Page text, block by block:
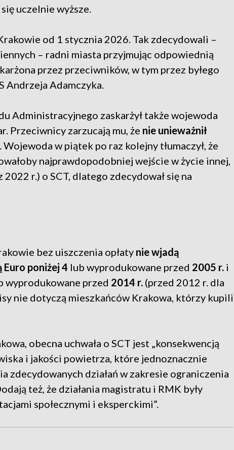
uczelnie wyższe.
od 1 stycznia 2026. Tak zdecydowali –
– radni miasta przyjmując odpowiednią
przez przeciwników, w tym przez byłego
Andrzeja Adamczyka.
Administracyjnego zaskarżył także wojewoda
Przeciwnicy zarzucają mu, że nie unieważnił
. Wojewoda w piątek po raz kolejny tłumaczył, że
najprawdopodobniej wejście w życie innej,
r.) o SCT, dlatego zdecydował się na
bez uiszczenia opłaty nie wjadą
poniżej 4 lub wyprodukowane przed 2005 r. i
wyprodukowane przed 2014 r. (przed 2012 r. dla
nie dotyczą mieszkańców Krakowa, którzy kupili
obecna uchwała o SCT jest „konsekwencją
i jakości powietrza, które jednoznacznie
zdecydowanych działań w zakresie ograniczenia
też, że działania magistratu i RMK były
społecznymi i eksperckimi”.